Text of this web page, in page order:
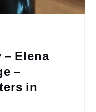
– Elena
–
in